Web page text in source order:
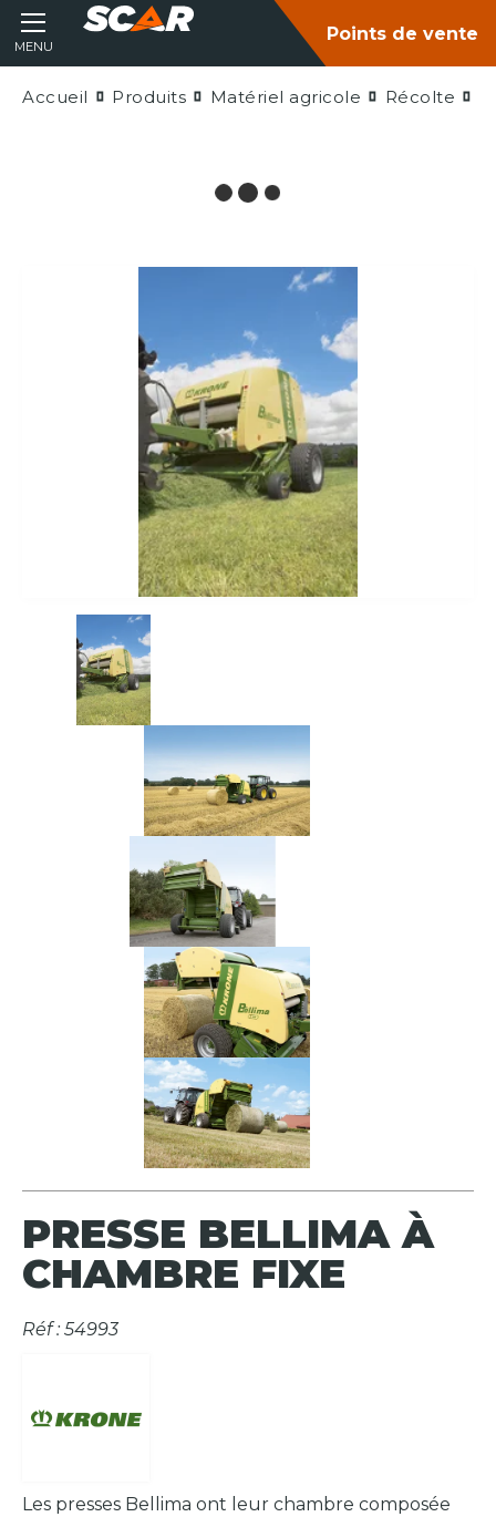
MENU
Points de vente
Accueil Produits Matériel agricole Récolte
PRESSE BELLIMA À
CHAMBRE FIXE
Réf : 54993
Les presses Bellima ont leur chambre composée